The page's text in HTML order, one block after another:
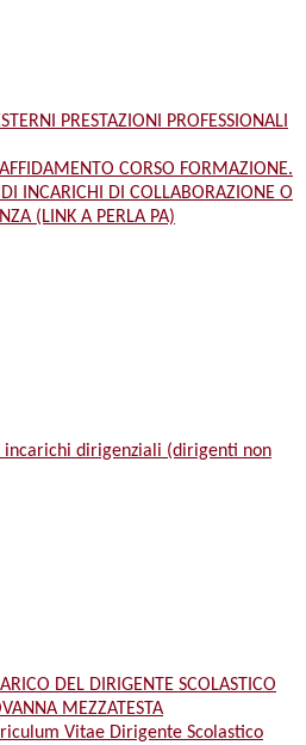
PRESTAZIONI PROFESSIONALI
CORSO FORMAZIONE.
INCARICHI DI COLLABORAZIONE O
(LINK A PERLA PA)
incarichi dirigenziali (dirigenti non
DEL DIRIGENTE SCOLASTICO
MEZZATESTA
Vitae Dirigente Scolastico